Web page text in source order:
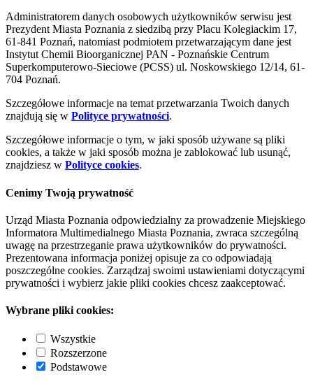
Administratorem danych osobowych użytkowników serwisu jest
Prezydent Miasta Poznania z siedzibą przy Placu Kolegiackim 17,
61-841 Poznań, natomiast podmiotem przetwarzającym dane jest
Instytut Chemii Bioorganicznej PAN - Poznańskie Centrum
Superkomputerowo-Sieciowe (PCSS) ul. Noskowskiego 12/14, 61-
704 Poznań.
Szczegółowe informacje na temat przetwarzania Twoich danych
znajdują się w Polityce prywatności.
Szczegółowe informacje o tym, w jaki sposób używane są pliki
cookies, a także w jaki sposób można je zablokować lub usunąć,
znajdziesz w Polityce cookies.
Cenimy Twoją prywatność
Urząd Miasta Poznania odpowiedzialny za prowadzenie Miejskiego
Informatora Multimedialnego Miasta Poznania, zwraca szczególną
uwagę na przestrzeganie prawa użytkowników do prywatności.
Prezentowana informacja poniżej opisuje za co odpowiadają
poszczególne cookies. Zarządzaj swoimi ustawieniami dotyczącymi
prywatności i wybierz jakie pliki cookies chcesz zaakceptować.
Wybrane pliki cookies:
Wszystkie
Rozszerzone
Podstawowe